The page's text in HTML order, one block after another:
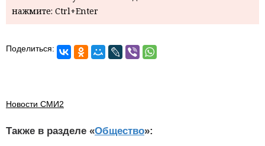
нажмите: Ctrl+Enter
Поделиться:
Новости СМИ2
Также в разделе «Общество»: